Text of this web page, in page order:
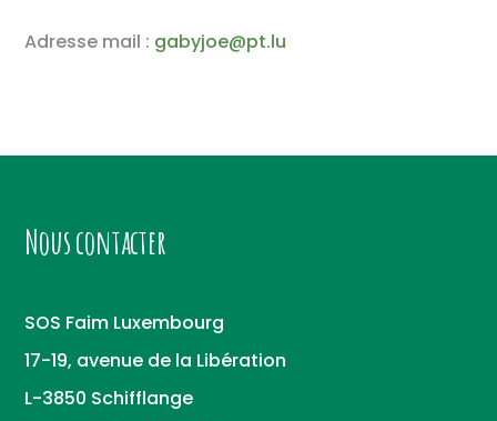
Adresse mail : gabyjoe@pt.lu
Nous contacter
SOS Faim Luxembourg
17-19, avenue de la Libération
L-3850 Schifflange